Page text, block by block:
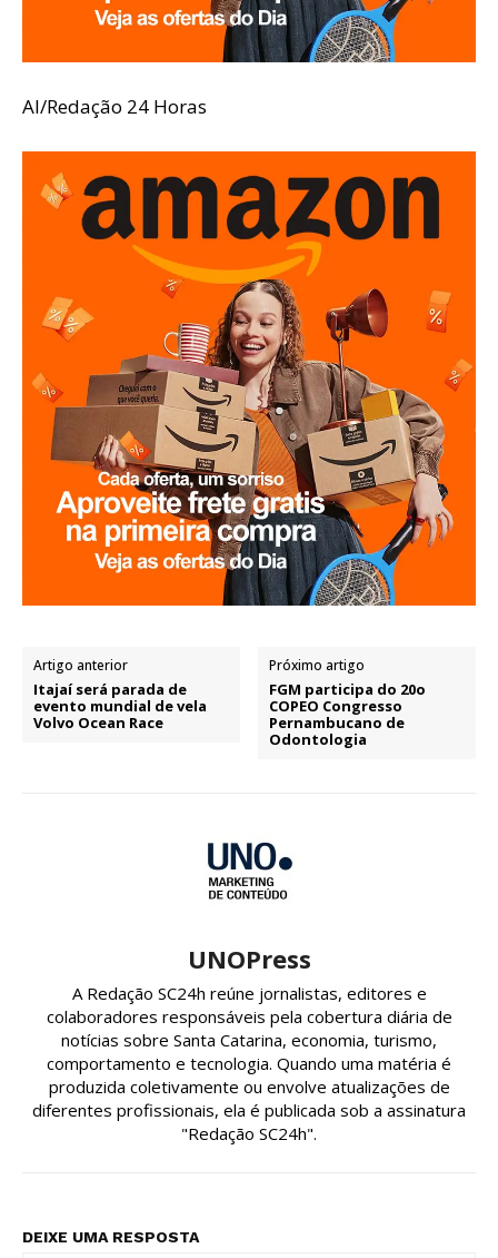
AI/Redação 24 Horas
Artigo anterior
Itajaí será parada de
evento mundial de vela
Volvo Ocean Race
Próximo artigo
FGM participa do 20o
COPEO Congresso
Pernambucano de
Odontologia
UNOPress
A Redação SC24h reúne jornalistas, editores e
colaboradores responsáveis pela cobertura diária de
notícias sobre Santa Catarina, economia, turismo,
comportamento e tecnologia. Quando uma matéria é
produzida coletivamente ou envolve atualizações de
diferentes profissionais, ela é publicada sob a assinatura
"Redação SC24h".
DEIXE UMA RESPOSTA